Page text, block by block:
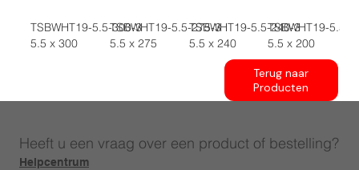
TSBWHT19-5.5-300-3
5.5 x 300
TSBWHT19-5.5-275-3
5.5 x 275
TSBWHT19-5.5-240-3
5.5 x 240
TSBWHT19-5.5-
5.5 x 200
Terug naar
Producten
Heeft u een vraag over een product of bestelling?
Helpcentrum